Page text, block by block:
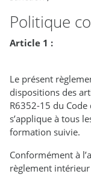
Politique
Article 1 :
Le présent
dispositions des
R6352-15 du
s’applique à tous
formation suivie.
Conformément à
règlement